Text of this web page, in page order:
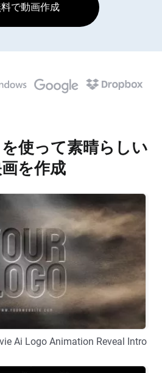
で動画作成
使って素晴らしい
画を作成
ー カスタマイズ
Ai Logo Animation Reveal Intro